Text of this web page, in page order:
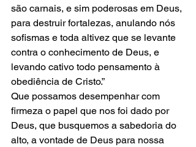
são carnais, e sim poderosas em Deus,
para destruir fortalezas, anulando nós
sofismas e toda altivez que se levante
contra o conhecimento de Deus, e
levando cativo todo pensamento à
obediência de Cristo.”
Que possamos desempenhar com
firmeza o papel que nos foi dado por
Deus, que busquemos a sabedoria do
alto, a vontade de Deus para nossa